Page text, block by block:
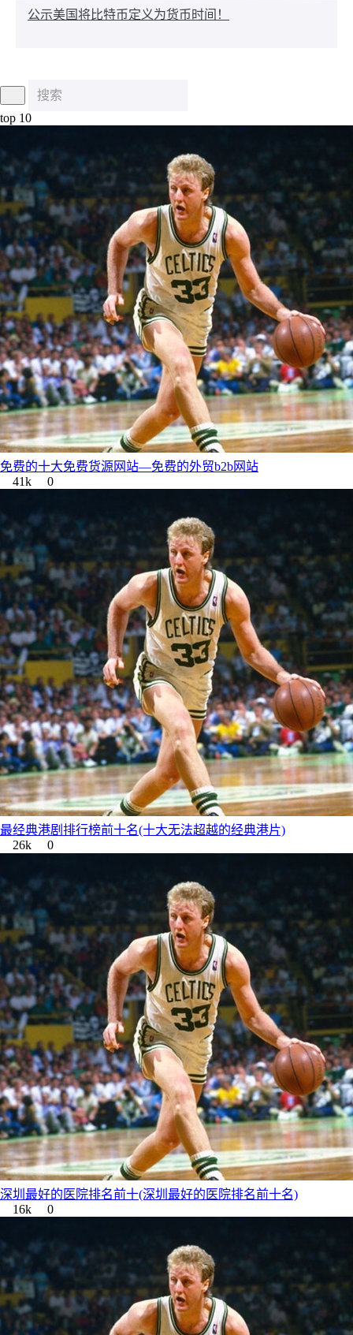
公示美国将比特币定义为货币时间！
top 10
免费的十大免费货源网站—免费的外贸b2b网站
41k
0
最经典港剧排行榜前十名(十大无法超越的经典港片)
26k
0
深圳最好的医院排名前十(深圳最好的医院排名前十名)
16k
0